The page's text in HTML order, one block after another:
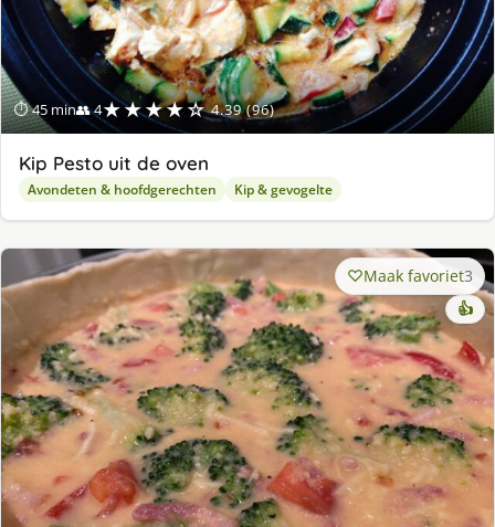
⏱ 45 min👥 4★★★★☆ 4.39 (96)
Kip Pesto uit de oven
Avondeten & hoofdgerechten Kip & gevogelte
Maak favoriet3
👍